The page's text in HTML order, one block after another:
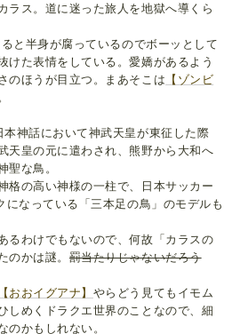
ラス。道に迷った旅人を地獄へ導くら
と半身が腐っているのでボーッとして
けた表情をしている。愛嬌があるよう
のほうが目立つ。まあそこは 【ゾンビ
神話において神武天皇が東征した際
天皇の元に遣わされ、熊野から大和へ
聖な鳥。
格の高い神様の一柱で、日本サッカー
なっている「三本足の鳥」のモデルも
るわけでもないので、何故「カラスの
のかは謎。罰当たりじゃないだろう
【おおイグアナ】 やらどう見てもイモム
しめくドラクエ世界のことなので、細
のかもしれない。